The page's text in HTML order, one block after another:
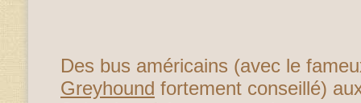
Des bus américains (avec le
Greyhound fortement conseillé)